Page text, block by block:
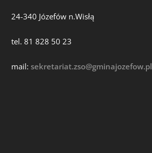
24-340 Józefów n.Wisłą
tel. 81 828 50 23
mail:sekretariat.zso@gminajozefow.pl